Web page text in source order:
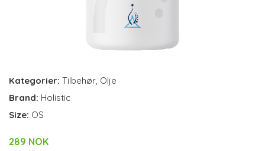
Kategorier: Tilbehør, Olje
Brand: Holistic
Size: OS
289 NOK